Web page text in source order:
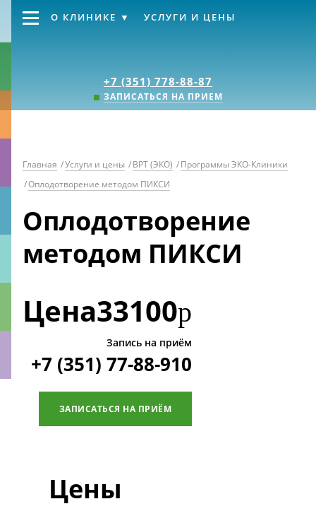
+7 (351) 778-88-87
ЗАПИСАТЬСЯ НА ПРИЕМ
О КЛИНИКЕ УСЛУГИ И ЦЕНЫ
Главная /Услуги и цены /ВРТ (ЭКО) /Программы ЭКО-Клиники
/Оплодотворение методом ПИКСИ
Оплодотворение
методом ПИКСИ
Цена33100р
Запись на приём
+7 (351) 77-88-910
ЗАПИСАТЬСЯ НА ПРИЁМ
Цены